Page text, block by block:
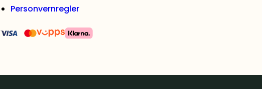
Personvernregler